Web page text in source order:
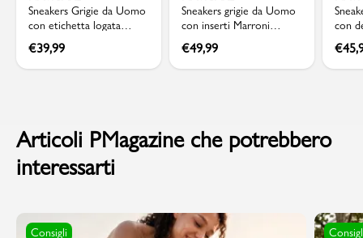
Sneakers Grigie da Uomo
con etichetta logata
Navigare
€39,99
Sneakers grigie da Uomo
con inserti Marroni
Navigare
€49,99
con
sulla
€
Articoli PMagazine che potrebbero
interessarti
Consigli